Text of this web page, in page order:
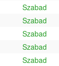
Szabad
Szabad
Szabad
Szabad
Szabad